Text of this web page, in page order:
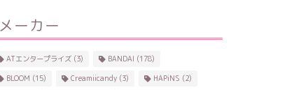
メーカー
ATエンタープライズ(3) BANDAI (178)
BLOOM (15) Creamiicandy(3) HAPiNS (2)